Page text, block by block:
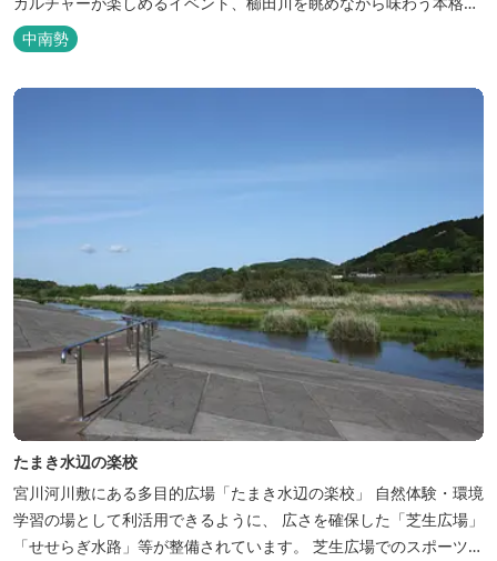
なアメリカンＢＢＱを体験することができる。 松阪の観光情報は、
松阪観光インフォメーションサイト ワクワ...
中南勢
たまき水辺の楽校
宮川河川敷にある多目的広場「たまき水辺の楽校」 自然体験・環境
学習の場として利活用できるように、 広さを確保した「芝生広場」
「せせらぎ水路」等が整備されています。 芝生広場でのスポーツや